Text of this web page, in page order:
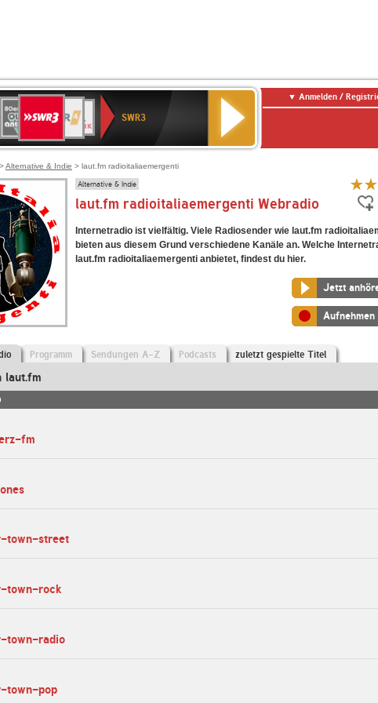
80er
90er
OLDIE
ANTENNE
4
KLASSIK
SWR
Kultur
NDR
2
SWR3
Anmelden /
>Alternative & Indie > laut.fm radioitaliaemergenti
Alternative & Indie
laut.fm radioitaliaemergenti Webradio
Internetradio ist vielfältig. Viele Radiosender wie laut.fm
bieten aus diesem Grund verschiedene Kanäle an. Welche
laut.fm radioitaliaemergenti anbietet, findest du hier.
Jetzt
Aufnehmen
Programm Sendungen A-Z Podcasts zuletzt gespielte Titel
laut.fm
fm
town-street
town-rock
town-radio
town-pop